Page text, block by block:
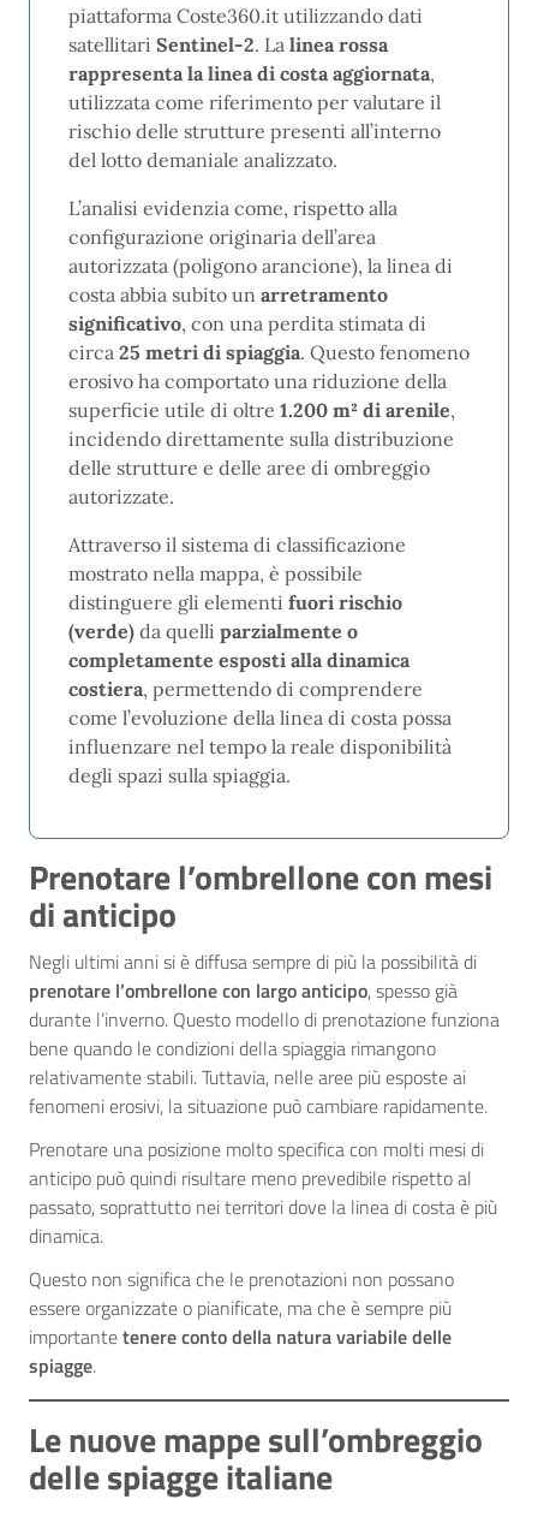
piattaforma Coste360.it utilizzando dati
satellitari Sentinel-2. La linea rossa
rappresenta la linea di costa aggiornata,
utilizzata come riferimento per valutare il
rischio delle strutture presenti all’interno
del lotto demaniale analizzato.
L’analisi evidenzia come, rispetto alla
configurazione originaria dell’area
autorizzata (poligono arancione), la linea di
costa abbia subito un arretramento
significativo, con una perdita stimata di
circa 25 metri di spiaggia. Questo fenomeno
erosivo ha comportato una riduzione della
superficie utile di oltre 1.200 m² di arenile,
incidendo direttamente sulla distribuzione
delle strutture e delle aree di ombreggio
autorizzate.
Attraverso il sistema di classificazione
mostrato nella mappa, è possibile
distinguere gli elementi fuori rischio
(verde) da quelli parzialmente o
completamente esposti alla dinamica
costiera, permettendo di comprendere
come l’evoluzione della linea di costa possa
influenzare nel tempo la reale disponibilità
degli spazi sulla spiaggia.
Prenotare l’ombrellone con mesi
di anticipo
Negli ultimi anni si è diffusa sempre di più la possibilità di
prenotare l’ombrellone con largo anticipo, spesso già
durante l’inverno. Questo modello di prenotazione funziona
bene quando le condizioni della spiaggia rimangono
relativamente stabili. Tuttavia, nelle aree più esposte ai
fenomeni erosivi, la situazione può cambiare rapidamente.
Prenotare una posizione molto specifica con molti mesi di
anticipo può quindi risultare meno prevedibile rispetto al
passato, soprattutto nei territori dove la linea di costa è più
dinamica.
Questo non significa che le prenotazioni non possano
essere organizzate o pianificate, ma che è sempre più
importantetenere conto della natura variabile delle
spiagge.
Le nuove mappe sull’ombreggio
delle spiagge italiane